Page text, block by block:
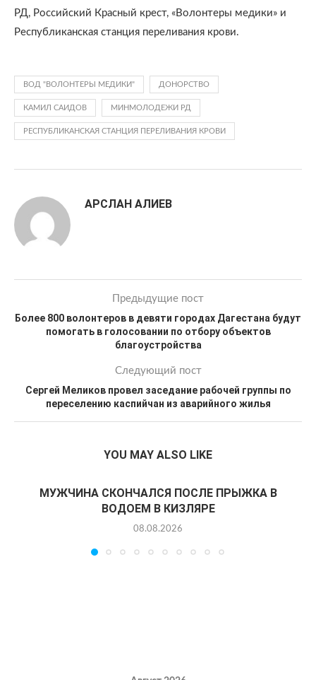
РД, Российский Красный крест, «Волонтеры медики» и
Республиканская станция переливания крови.
ВОД "ВОЛОНТЕРЫ МЕДИКИ" ДОНОРСТВО
КАМИЛ САИДОВ МИНМОЛОДЕЖИ РД
РЕСПУБЛИКАНСКАЯ СТАНЦИЯ ПЕРЕЛИВАНИЯ КРОВИ
АРСЛАН АЛИЕВ
Предыдущие пост
Более 800 волонтеров в девяти городах Дагестана будут
помогать в голосовании по отбору объектов
благоустройства
Следующий пост
Сергей Меликов провел заседание рабочей группы по
переселению каспийчан из аварийного жилья
YOU MAY ALSO LIKE
МУЖЧИНА СКОНЧАЛСЯ ПОСЛЕ ПРЫЖКА В
ВОДОЕМ В КИЗЛЯРЕ
08.08.2026